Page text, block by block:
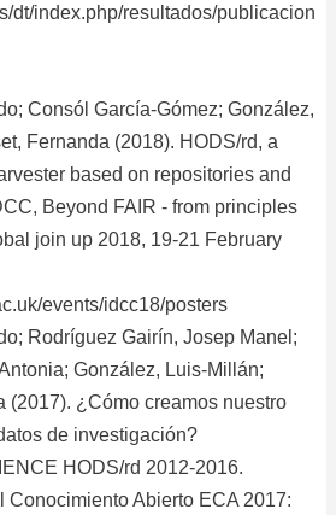
dt/index.php/resultados/publicacion
Consól García-Gómez; González,
Fernanda (2018). HODS/rd, a
based on repositories and
Beyond FAIR - from principles
join up 2018, 19-21 February
events/idcc18/posters
Rodríguez Gairín, Josep Manel;
González, Luis-Millán;
(2017). ¿Cómo creamos nuestro
de investigación?
HODS/rd 2012-2016.
Conocimiento Abierto ECA 2017: